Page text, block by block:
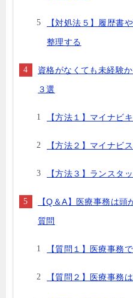
【対処法５】履歴書
整理する
資格がなくても未経験
３選
【方法１】マイナビ
【方法２】マイナビ
【方法３】ランスタ
【Q＆A】医療事務は
質問
【質問１】医療事務
【質問２】医療事務